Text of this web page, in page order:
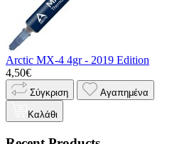
Arctic MX-4 4gr - 2019 Edition
4,50€
Σύγκριση Αγαπημένα
Καλάθι